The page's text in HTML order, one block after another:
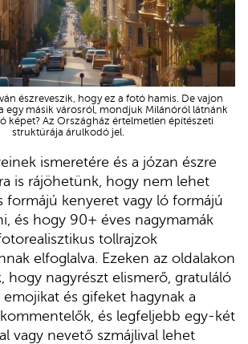
észreveszik, hogy ez a fotó hamis. De vajon
egy másik városról, mondjuk Milánóról látnánk
képet? Az Országház értelmetlen építészeti
struktúrája árulkodó jel.
ismeretére és a józan észre
is rájöhetünk, hogy nem lehet
formájú kenyeret vagy ló formájú
és hogy 90+ éves nagymamák
tollrajzok
elfoglalva. Ezeken az oldalakon
hogy nagyrészt elismerő, gratuláló
emojikat és gifeket hagynak a
és legfeljebb egy-két
vagy nevető szmájlival lehet